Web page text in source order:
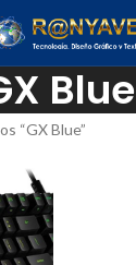
Blue
“GX Blue”